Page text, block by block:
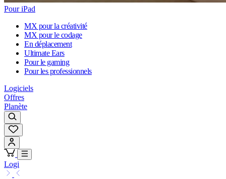
Pour iPad
MX pour la créativité
MX pour le codage
En déplacement
Ultimate Ears
Pour le gaming
Pour les professionnels
Logiciels
Offres
Planète
Logi